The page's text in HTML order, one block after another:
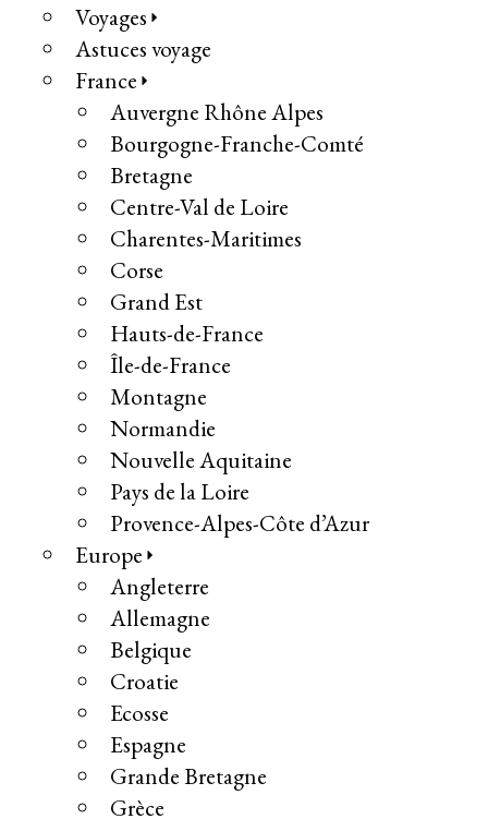
Voyages
Astuces voyage
France
Auvergne Rhône Alpes
Bourgogne-Franche-Comté
Bretagne
Centre-Val de Loire
Charentes-Maritimes
Corse
Grand Est
Hauts-de-France
Île-de-France
Montagne
Normandie
Nouvelle Aquitaine
Pays de la Loire
Provence-Alpes-Côte d’Azur
Europe
Angleterre
Allemagne
Belgique
Croatie
Ecosse
Espagne
Grande Bretagne
Grèce